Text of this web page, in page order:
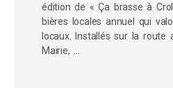
édition de « Ça brasse à
bières locales annuel qui
locaux. Installés sur la route
Mairie, …